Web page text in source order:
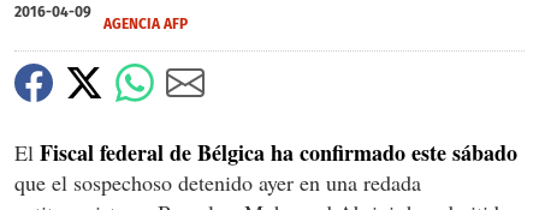
2016-04-09
AGENCIA AFP
El Fiscal federal de Bélgica ha confirmado este sábado
que el sospechoso detenido ayer en una redada